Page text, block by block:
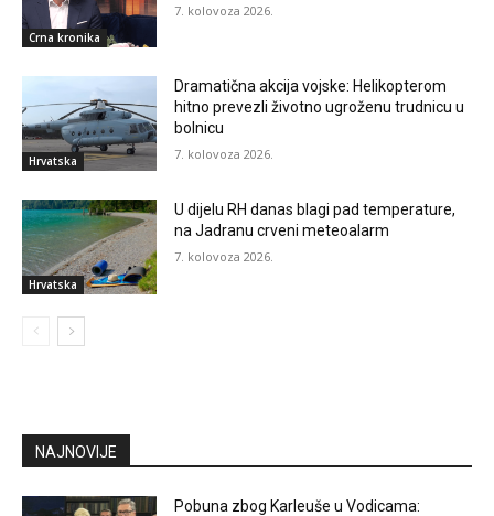
Crna kronika
7. kolovoza 2026.
Hrvatska
Dramatična akcija vojske: Helikopterom
hitno prevezli životno ugroženu trudnicu u
bolnicu
7. kolovoza 2026.
Hrvatska
U dijelu RH danas blagi pad temperature,
na Jadranu crveni meteoalarm
7. kolovoza 2026.
NAJNOVIJE
Pobuna zbog Karleuše u Vodicama: